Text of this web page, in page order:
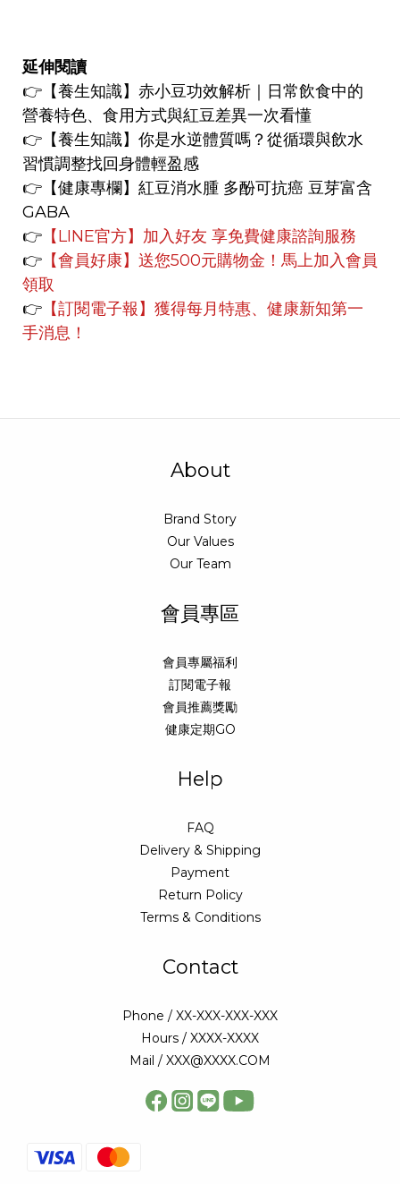
延伸閱讀
👉 【養生知識】 赤小豆功效解析｜日常飲食中的
營養特色、食用方式與紅豆差異一次看懂
👉 【養生知識】 你是水逆體質嗎？從循環與飲水
習慣調整找回身體輕盈感
👉【健康專欄】 紅豆消水腫 多酚可抗癌 豆芽富含
GABA
👉 【LINE官方】 加入好友 享免費健康諮詢服務
👉 【會員好康】 送您500元購物金！馬上加入會員
領取
👉 【訂閱電子報】獲得每月特惠、健康新知第一
手消息！
About
Brand Story
Our Values
Our Team
會員專區
會員專屬福利
訂閱電子報
會員推薦獎勵
健康定期GO
Help
FAQ
Delivery & Shipping
Payment
Return Policy
Terms & Conditions
Contact
Phone / XX-XXX-XXX-XXX
Hours / XXXX-XXXX
Mail / XXX@XXXX.COM